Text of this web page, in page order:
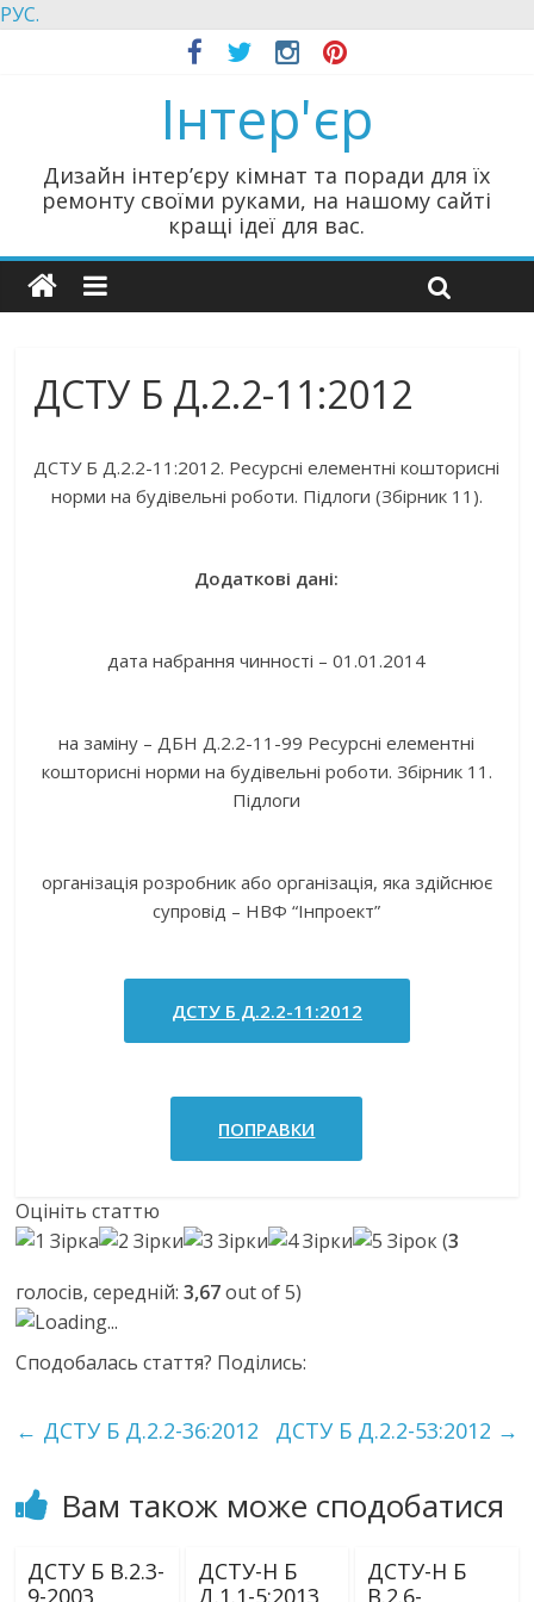
РУС.
Інтер'єр
Дизайн інтер’єру кімнат та поради для їх
ремонту своїми руками, на нашому сайті
кращі ідеї для вас.
ДСТУ Б Д.2.2-11:2012
ДСТУ Б Д.2.2-11:2012. Ресурсні елементні кошторисні
норми на будівельні роботи. Підлоги (Збірник 11).
Додаткові дані:
дата набрання чинності – 01.01.2014
на заміну – ДБН Д.2.2-11-99 Ресурсні елементні
кошторисні норми на будівельні роботи. Збірник 11.
Підлоги
організація розробник або організація, яка здійснює
супровід – НВФ “Інпроект”
ДСТУ Б Д.2.2-11:2012
ПОПРАВКИ
Оцініть статтю
(3
голосів, середній:3,67out of 5)
Loading...
Сподобалась стаття? Поділись:
← ДСТУ Б Д.2.2-36:2012 ДСТУ Б Д.2.2-53:2012 →
Вам також може сподобатися
ДСТУ Б В.2.3-
9-2003
ДСТУ-Н Б
Д.1.1-5:2013
ДСТУ-Н Б
В.2.6-